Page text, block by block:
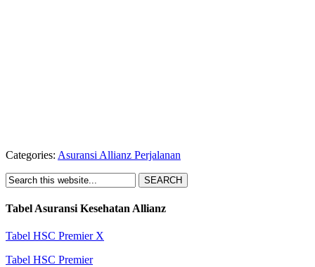
Categories: Asuransi Allianz Perjalanan
Tabel Asuransi Kesehatan Allianz
Tabel HSC Premier X
Tabel HSC Premier